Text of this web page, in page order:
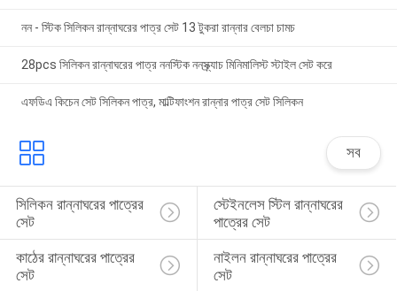
নন - স্টিক সিলিকন রান্নাঘরের পাত্র সেট 13 টুকরা রান্নার বেলচা চামচ
28pcs সিলিকন রান্নাঘরের পাত্র ননস্টিক ননস্ক্র্যাচ মিনিমালিস্ট স্টাইল সেট করে
এফডিএ কিচেন সেট সিলিকন পাত্র, মাল্টিফাংশন রান্নার পাত্র সেট সিলিকন
সব
সিলিকন রান্নাঘরের পাত্রের
সেট
স্টেইনলেস স্টিল রান্নাঘরের
পাত্রের সেট
কাঠের রান্নাঘরের পাত্রের
সেট
নাইলন রান্নাঘরের পাত্রের
সেট